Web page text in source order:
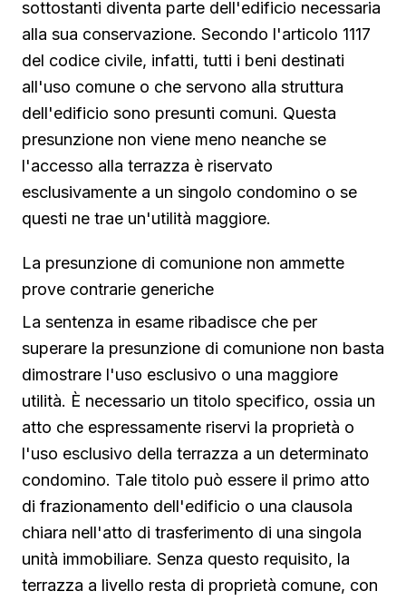
sottostanti diventa parte dell'edificio necessaria
alla sua conservazione. Secondo l'articolo 1117
del codice civile, infatti, tutti i beni destinati
all'uso comune o che servono alla struttura
dell'edificio sono presunti comuni. Questa
presunzione non viene meno neanche se
l'accesso alla terrazza è riservato
esclusivamente a un singolo condomino o se
questi ne trae un'utilità maggiore.
La presunzione di comunione non ammette
prove contrarie generiche
La sentenza in esame ribadisce che per
superare la presunzione di comunione non basta
dimostrare l'uso esclusivo o una maggiore
utilità. È necessario un titolo specifico, ossia un
atto che espressamente riservi la proprietà o
l'uso esclusivo della terrazza a un determinato
condomino. Tale titolo può essere il primo atto
di frazionamento dell'edificio o una clausola
chiara nell'atto di trasferimento di una singola
unità immobiliare. Senza questo requisito, la
terrazza a livello resta di proprietà comune, con